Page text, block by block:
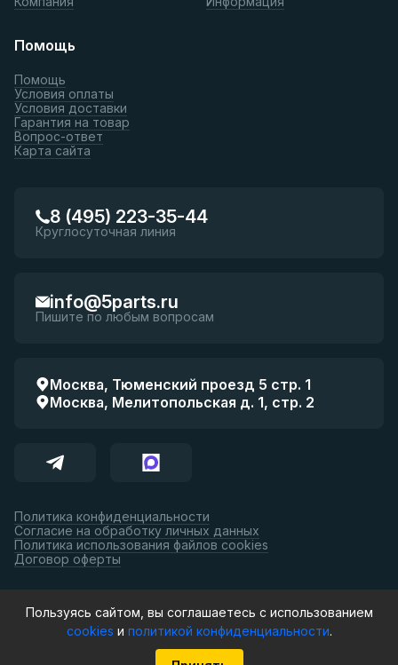
Помощь
Помощь
Условия оплаты
Условия доставки
Гарантия на товар
Вопрос-ответ
Карта сайта
8 (495) 223-35-44
Круглосуточная линия
info@5parts.ru
Пишите по любым вопросам
Москва, Тюменский проезд 5 стр. 1
Москва, Мелитопольская д. 1, стр. 2
Политика конфиденциальности
Согласие на обработку личных данных
Политика использования файлов cookies
Договор оферты
Принимаем к оплате:
© 5parts, 2026. Все права защищены.
Пользуясь сайтом, вы соглашаетесь с использованием
cookies и политикой конфиденциальности.